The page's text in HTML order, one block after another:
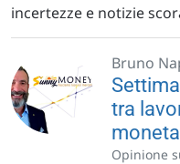
incertezze e notizie
Bruno
tra
Opinione